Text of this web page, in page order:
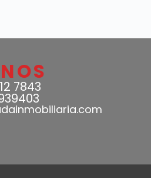
7843